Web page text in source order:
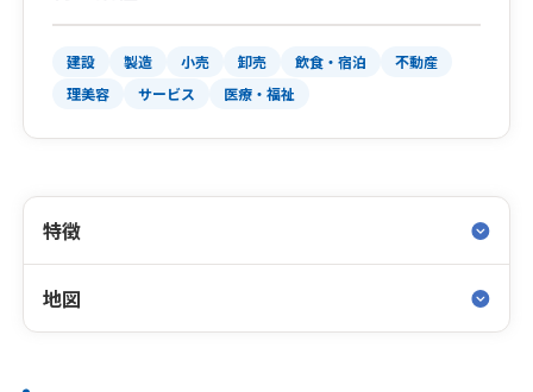
建設 製造 小売 卸売 飲食・宿泊
不動産
理美容
サービス 医療・福祉
特徴
地図